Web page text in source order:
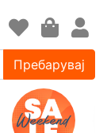
Пребарувај